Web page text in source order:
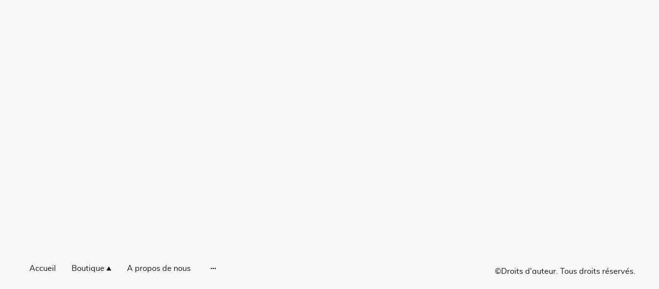
Accueil Boutique À propos de nous ©Droits d'auteur. Tous droits réservés.